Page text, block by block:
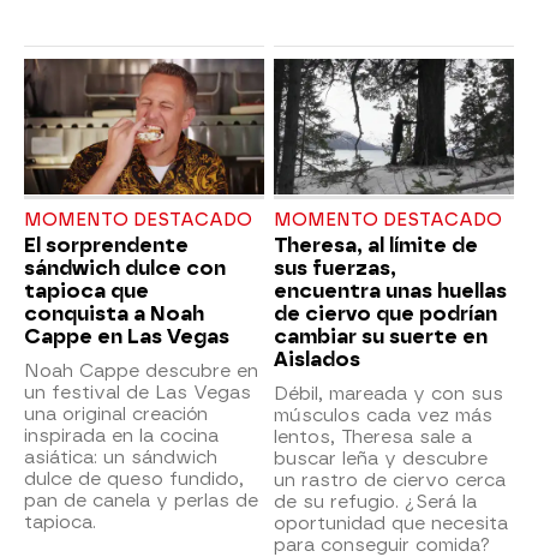
MOMENTO DESTACADO
El sorprendente
sándwich dulce con
tapioca que
conquista a Noah
Cappe en Las Vegas
Noah Cappe descubre en
un festival de Las Vegas
una original creación
inspirada en la cocina
asiática: un sándwich
dulce de queso fundido,
pan de canela y perlas de
tapioca.
MOMENTO DESTACADO
Theresa, al límite de
sus fuerzas,
encuentra unas huellas
de ciervo que podrían
cambiar su suerte en
Aislados
Débil, mareada y con sus
músculos cada vez más
lentos, Theresa sale a
buscar leña y descubre
un rastro de ciervo cerca
de su refugio. ¿Será la
oportunidad que necesita
para conseguir comida?